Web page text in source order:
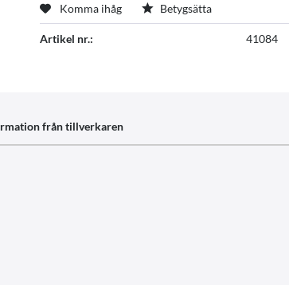
Komma ihåg Betygsätta
Artikel nr.: 41084
från tillverkaren